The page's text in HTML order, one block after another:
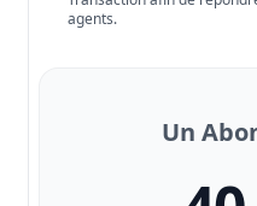
agents.
Un